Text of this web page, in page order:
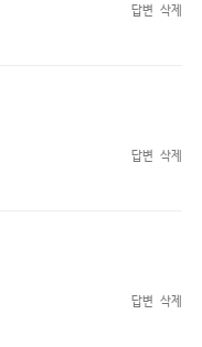
답변 삭제
답변 삭제
답변 삭제